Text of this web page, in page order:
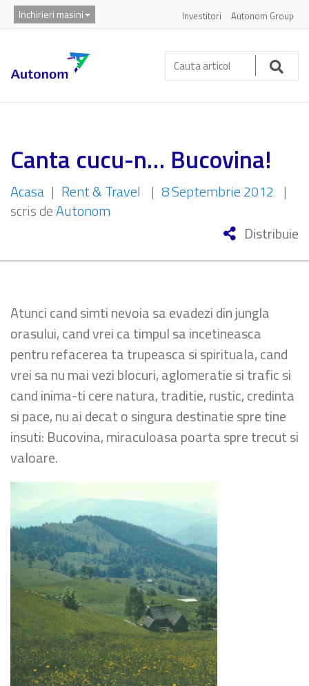
Inchirieri masini Investitori Autonom Group
Cauta
articol:
Canta cucu-n… Bucovina!
Acasa | Rent & Travel | 8 Septembrie 2012 |
scris deAutonom
Distribuie
Atunci cand simti nevoia sa evadezi din jungla
orasului, cand vrei ca timpul sa incetineasca
pentru refacerea ta trupeasca si spirituala, cand
vrei sa nu mai vezi blocuri, aglomeratie si trafic si
cand inima-ti cere natura, traditie, rustic, credinta
si pace, nu ai decat o singura destinatie spre tine
insuti: Bucovina, miraculoasa poarta spre trecut si
valoare.